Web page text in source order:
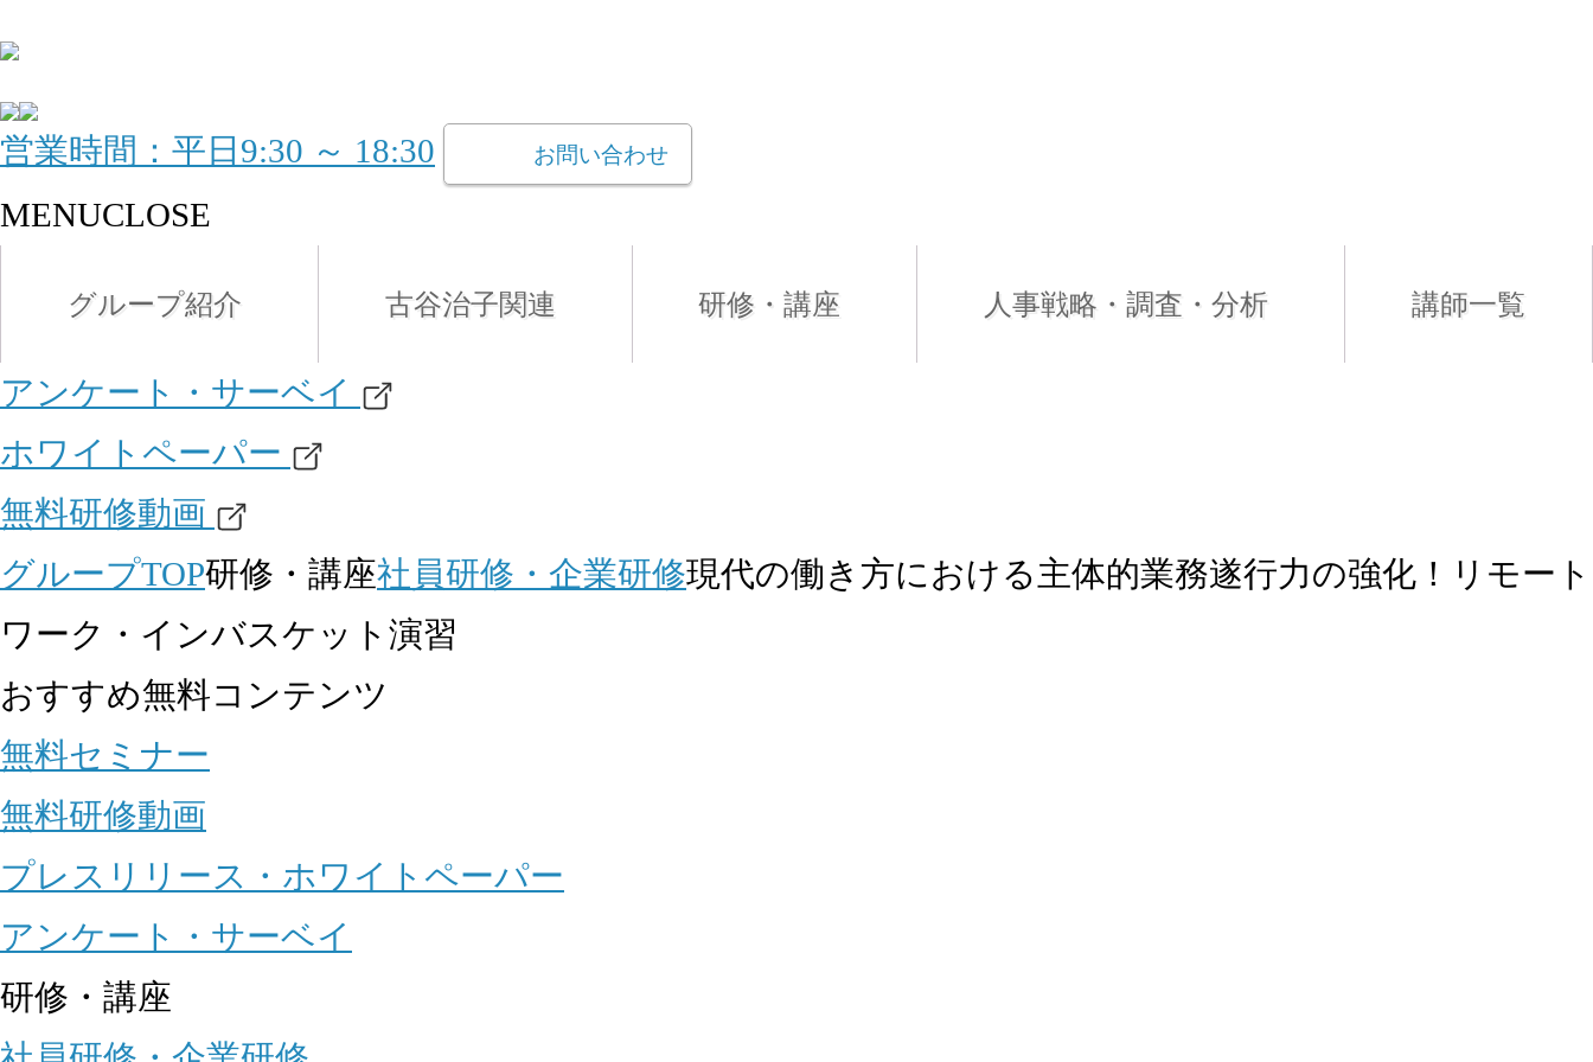
営業時間：平日9:30 ～ 18:30 お問い合わせ
MENUCLOSE
グループ紹介 古谷治子関連 研修・講座 人事戦略・調査・分析 講師一覧
アンケート・サーベイ
ホワイトペーパー
無料研修動画
グループTOP研修・講座社員研修・企業研修現代の働き方における主体的業務遂行力の強化！リモート
ワーク・インバスケット演習
おすすめ無料コンテンツ
無料セミナー
無料研修動画
プレスリリース・ホワイトペーパー
アンケート・サーベイ
研修・講座